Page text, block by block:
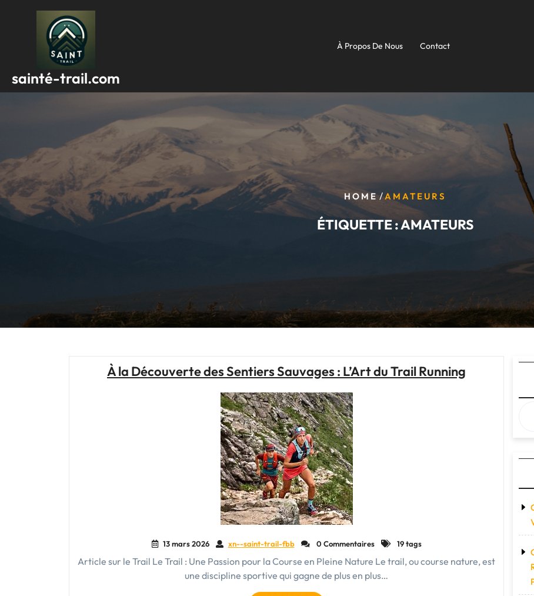
sainté-trail.com
À Propos De Nous Contact
HOME/AMATEURS
ÉTIQUETTE :AMATEURS
À la Découverte des Sentiers Sauvages : L’Art du Trail Running
13 mars 2026 xn--saint-trail-fbb 0 Commentaires 19 tags
Article sur le Trail Le Trail : Une Passion pour la Course en Pleine Nature Le trail, ou course nature, est
une discipline sportive qui gagne de plus en plus…